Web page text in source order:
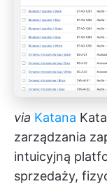
via Katana
zarządzania
intuicyjną
sprzedaży,